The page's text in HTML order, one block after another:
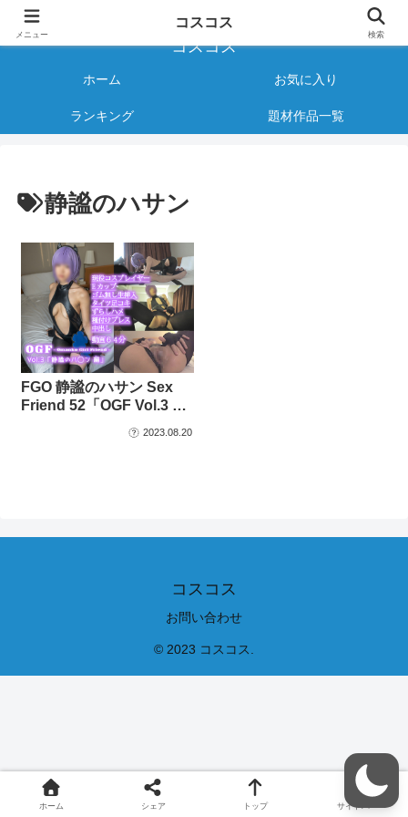
様々なジャンルのコスプレAVをご紹介する情報サイト
コスコス
ホーム お気に入り
ランキング 題材作品一覧
静謐のハサン
FGO 静謐のハサン Sex
Friend 52「OGF Vol.3 …
2023.08.20
コスコス
お問い合わせ
© 2023 コスコス.
メニュー
コスコス
検索
ホーム シェア トップ サイドバー